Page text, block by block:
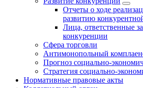
Отчеты о ходе
развитию
Лица, ответственные
конкуренции
Сфера торговли
Антимонопольный
Прогноз социально-
Стратегия социально-
Нормативные правовые акты